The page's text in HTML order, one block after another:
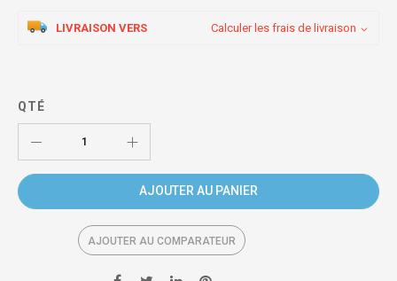
LIVRAISON VERS Calculer les frais de livraison
QTÉ
AJOUTER AU PANIER
AJOUTER AU COMPARATEUR